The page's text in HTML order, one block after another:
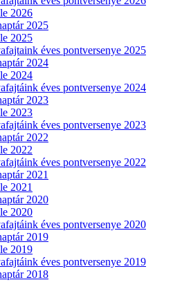
2026
2025
2025
éves pontversenye 2025
2024
2024
éves pontversenye 2024
2023
2023
éves pontversenye 2023
2022
2022
éves pontversenye 2022
2021
2021
2020
2020
éves pontversenye 2020
2019
2019
éves pontversenye 2019
2018